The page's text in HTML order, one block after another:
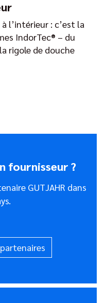
l’intérieur : c’est la
IndorTec® – du
rigole de douche
fournisseur ?
GUTJAHR dans